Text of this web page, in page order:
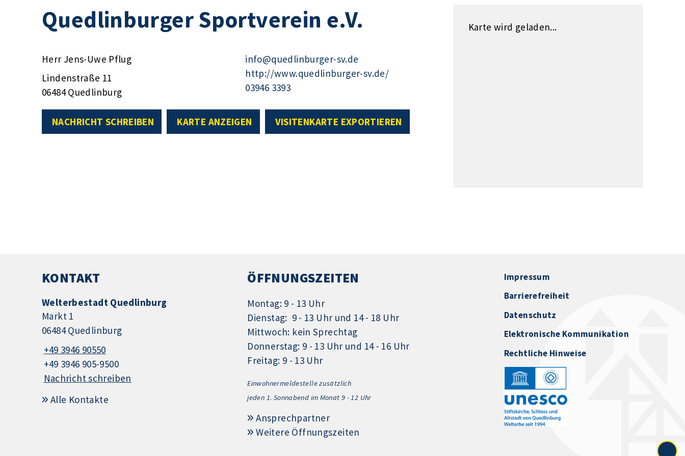
Quedlinburger Sportverein e.V.
Herr Jens-Uwe Pflug
Lindenstraße 11
06484 Quedlinburg
info@quedlinburger-sv.de
http://www.quedlinburger-sv.de/
03946 3393
NACHRICHT SCHREIBEN KARTE ANZEIGEN VISITENKARTE EXPORTIEREN
Karte wird geladen...
KONTAKT
Welterbestadt Quedlinburg
Markt 1
06484 Quedlinburg
+49 3946 90550
+49 3946 905-9500
Nachricht schreiben
Alle Kontakte
ÖFFNUNGSZEITEN
Montag: 9 - 13 Uhr
Dienstag: 9 - 13 Uhr und 14 - 18 Uhr
Mittwoch: kein Sprechtag
Donnerstag: 9 - 13 Uhr und 14 - 16 Uhr
Freitag: 9 - 13 Uhr
Einwohnermeldestelle zusätzlich
jeden 1. Sonnabend im Monat 9 - 12 Uhr
Ansprechpartner
Weitere Öffnungszeiten
Impressum
Barrierefreiheit
Datenschutz
Elektronische Kommunikation
Rechtliche Hinweise